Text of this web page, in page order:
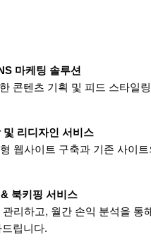
마케팅 솔루션
콘텐츠 기획 및 피드 스타일
및 리디자인 서비스
웹사이트 구축과 기존 사이트
북키핑 서비스
리하고, 월간 손익 분석을 통
립니다.